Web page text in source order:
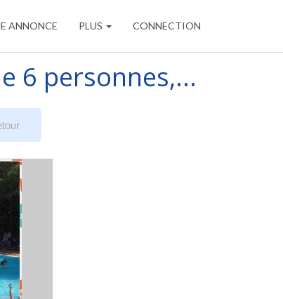
ANNONCE PLUS CONNECTION
6 personnes,...